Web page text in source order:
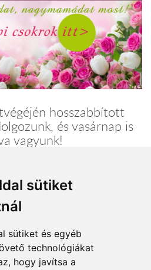
sütiket
sütiket és egyéb
technológiákat
hogy javítsa a
hosszabbított
és vasárnap is
vagyunk!
09-19 óra között, anyák
9-19 óra között, anyák napján
óra között történnek.
fizetési módok